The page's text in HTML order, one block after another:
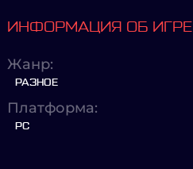
ИНФОРМАЦИЯ ОБ ИГРЕ
Жанр:
РАЗНОЕ
Платформа:
PC